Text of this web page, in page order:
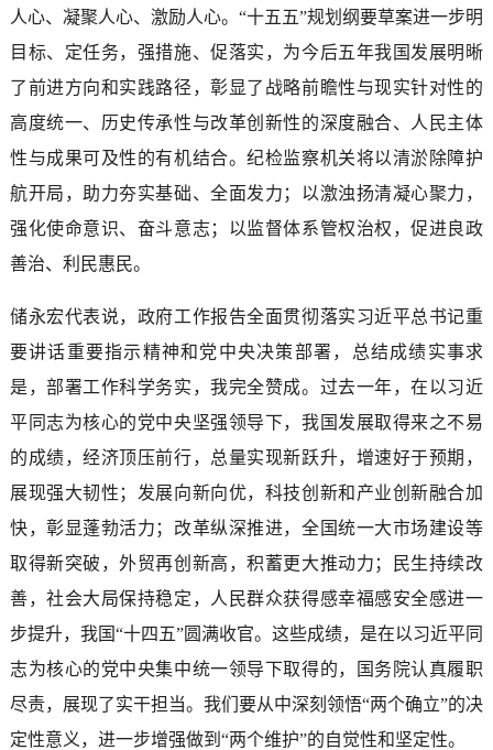
人心、凝聚人心、激励人心。“十五五”规划纲要草案进一步明
目标、定任务，强措施、促落实，为今后五年我国发展明晰
了前进方向和实践路径，彰显了战略前瞻性与现实针对性的
高度统一、历史传承性与改革创新性的深度融合、人民主体
性与成果可及性的有机结合。纪检监察机关将以清淤除障护
航开局，助力夯实基础、全面发力；以激浊扬清凝心聚力，
强化使命意识、奋斗意志；以监督体系管权治权，促进良政
善治、利民惠民。
储永宏代表说，政府工作报告全面贯彻落实习近平总书记重
要讲话重要指示精神和党中央决策部署，总结成绩实事求
是，部署工作科学务实，我完全赞成。过去一年，在以习近
平同志为核心的党中央坚强领导下，我国发展取得来之不易
的成绩，经济顶压前行，总量实现新跃升，增速好于预期，
展现强大韧性；发展向新向优，科技创新和产业创新融合加
快，彰显蓬勃活力；改革纵深推进，全国统一大市场建设等
取得新突破，外贸再创新高，积蓄更大推动力；民生持续改
善，社会大局保持稳定，人民群众获得感幸福感安全感进一
步提升，我国“十四五”圆满收官。这些成绩，是在以习近平同
志为核心的党中央集中统一领导下取得的，国务院认真履职
尽责，展现了实干担当。我们要从中深刻领悟“两个确立”的决
定性意义，进一步增强做到“两个维护”的自觉性和坚定性。